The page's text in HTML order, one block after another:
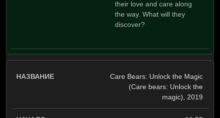
their love and care along
the way. What will they
discover?
Care Bears: Unlock the Magic
(Care bears: Unlock the
magic), 2019